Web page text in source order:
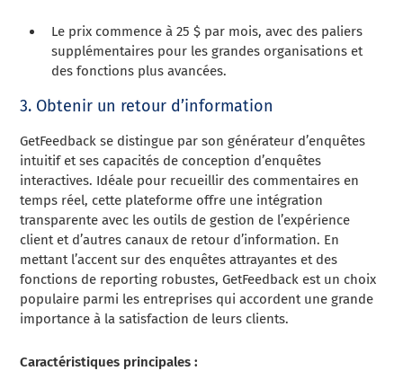
Le prix commence à 25 $ par mois, avec des paliers
supplémentaires pour les grandes organisations et
des fonctions plus avancées.
3. Obtenir un retour d’information
GetFeedback se distingue par son générateur d’enquêtes
intuitif et ses capacités de conception d’enquêtes
interactives. Idéale pour recueillir des commentaires en
temps réel, cette plateforme offre une intégration
transparente avec les outils de gestion de l’expérience
client et d’autres canaux de retour d’information. En
mettant l’accent sur des enquêtes attrayantes et des
fonctions de reporting robustes, GetFeedback est un choix
populaire parmi les entreprises qui accordent une grande
importance à la satisfaction de leurs clients.
Caractéristiques principales :